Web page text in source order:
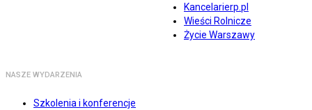
Kancelarierp.pl
Wieści Rolnicze
Życie Warszawy
NASZE WYDARZENIA
Szkolenia i konferencje